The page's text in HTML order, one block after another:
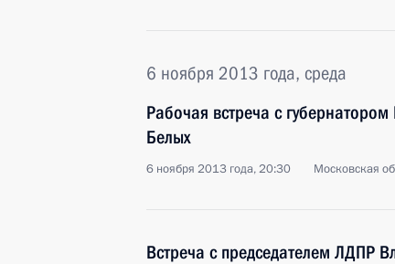
6 ноября 2013 года, среда
Рабочая встреча с
Белых
6 ноября 2013 года, 20:30 Московская
Встреча с председателем ЛДПР